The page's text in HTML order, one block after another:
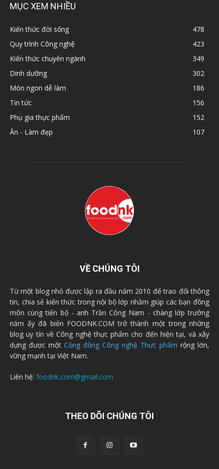
MỤC XEM NHIỀU
Kiến thức đời sống
478
Quy trình Công nghệ
423
Kiến thức chuyên ngành
349
Dinh dưỡng
302
Món ngon dễ làm
186
Tin tức
156
Phụ gia thực phẩm
152
Ăn - Làm đẹp
107
VỀ CHÚNG TÔI
Từ một blog nhỏ được lập ra đầu năm 2010 để trao đổi thông
tin, chia sẻ kiến thức trong nội bộ lớp nhằm giúp các bạn đồng
môn cùng tiến bộ - anh Trần Công Nam - chàng lớp trưởng
năm ấy đã biến FOODNK.COM trở thành một trong những
blog uy tín về Công nghệ thực phẩm cho đến hiện tại, và xây
dựng được một Cộng đồng Công nghệ Thực phẩm rộng lớn,
vững mạnh tại Việt Nam.
Liên hệ: foodnk.com@gmail.com
THEO DÕI CHÚNG TÔI